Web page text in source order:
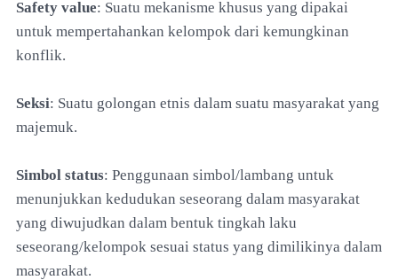
Safety value: Suatu mekanisme khusus yang dipakai
untuk mempertahankan kelompok dari kemungkinan
konflik.
Seksi: Suatu golongan etnis dalam suatu masyarakat yang
majemuk.
Simbol status: Penggunaan simbol/lambang untuk
menunjukkan kedudukan seseorang dalam masyarakat
yang diwujudkan dalam bentuk tingkah laku
seseorang/kelompok sesuai status yang dimilikinya dalam
masyarakat.